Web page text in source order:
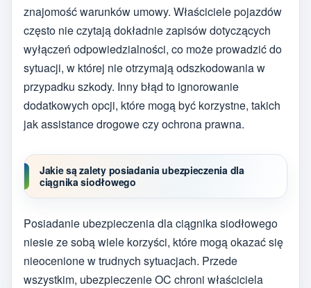
znajomość warunków umowy. Właściciele pojazdów
często nie czytają dokładnie zapisów dotyczących
wyłączeń odpowiedzialności, co może prowadzić do
sytuacji, w której nie otrzymają odszkodowania w
przypadku szkody. Inny błąd to ignorowanie
dodatkowych opcji, które mogą być korzystne, takich
jak assistance drogowe czy ochrona prawna.
Jakie są zalety posiadania ubezpieczenia dla
ciągnika siodłowego
Posiadanie ubezpieczenia dla ciągnika siodłowego
niesie ze sobą wiele korzyści, które mogą okazać się
nieocenione w trudnych sytuacjach. Przede
wszystkim, ubezpieczenie OC chroni właściciela